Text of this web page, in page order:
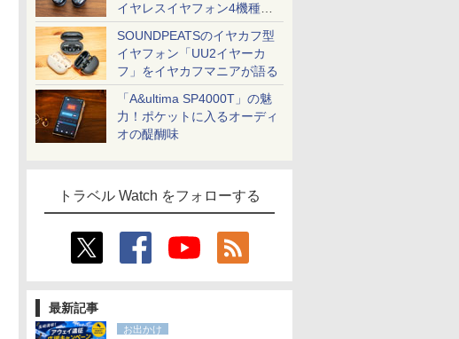
イヤレスイヤフォン4機種を
一気に聴く
SOUNDPEATSのイヤカフ型
イヤフォン「UU2イヤーカ
フ」をイヤカフマニアが語る
「A&ultima SP4000T」の魅
力！ポケットに入るオーディ
オの醍醐味
トラベル Watch をフォローする
最新記事
お出かけ